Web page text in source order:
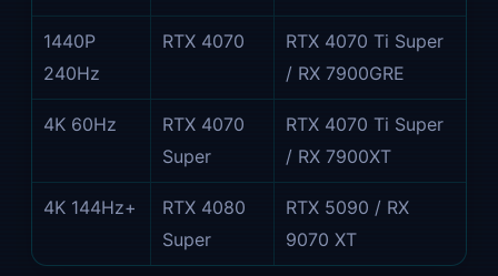
1440P
240Hz
RTX 4070
RTX 4070 Ti Super
/ RX 7900GRE
4K 60Hz
RTX 4070
Super
RTX 4070 Ti Super
/ RX 7900XT
4K 144Hz+
RTX 4080
Super
RTX 5090 / RX
9070 XT